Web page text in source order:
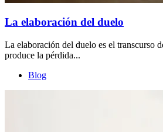
La elaboración del duelo
La elaboración del duelo es el transcurso
produce la pérdida...
Blog